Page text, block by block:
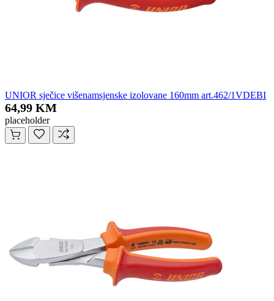
UNIOR sječice višenamsjenske izolovane 160mm art.462/1VDEBI
64,99 KM
placeholder